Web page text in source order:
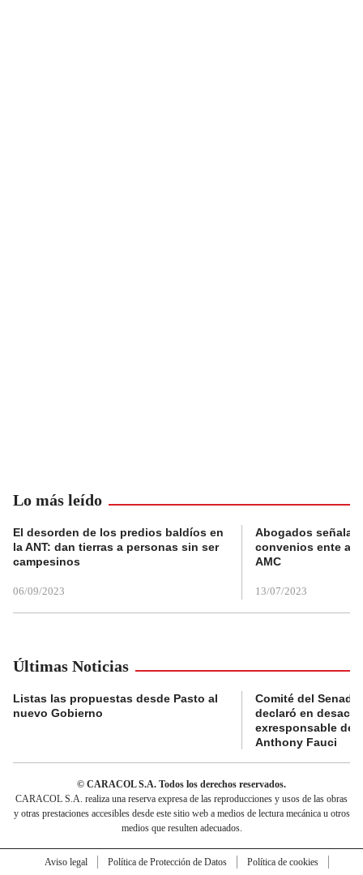
Lo más leído
El desorden de los predios baldíos en
la ANT: dan tierras a personas sin ser
campesinos
06/09/2023
Abogados
convenios ente
AMC
13/07/2023
Últimas Noticias
Listas las propuestas desde Pasto al
nuevo Gobierno
Comité del Senado
declaró en
exresponsable de
Anthony Fauci
© CARACOL S.A. Todos los derechos reservados.
CARACOL S.A. realiza una reserva expresa de las reproducciones y usos de las obras
y otras prestaciones accesibles desde este sitio web a medios de lectura mecánica u otros
medios que resulten adecuados.
Aviso legal Política de Protección de Datos
Política de cookies